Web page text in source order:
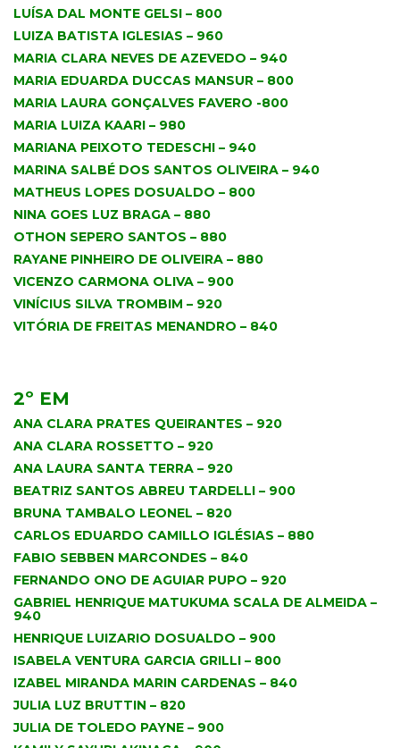
LUÍSA DAL MONTE GELSI – 800
LUIZA BATISTA IGLESIAS – 960
MARIA CLARA NEVES DE AZEVEDO – 940
MARIA EDUARDA DUCCAS MANSUR – 800
MARIA LAURA GONÇALVES FAVERO -800
MARIA LUIZA KAARI – 980
MARIANA PEIXOTO TEDESCHI – 940
MARINA SALBÉ DOS SANTOS OLIVEIRA – 940
MATHEUS LOPES DOSUALDO – 800
NINA GOES LUZ BRAGA – 880
OTHON SEPERO SANTOS – 880
RAYANE PINHEIRO DE OLIVEIRA – 880
VICENZO CARMONA OLIVA – 900
VINÍCIUS SILVA TROMBIM – 920
VITÓRIA DE FREITAS MENANDRO – 840
2º EM
ANA CLARA PRATES QUEIRANTES – 920
ANA CLARA ROSSETTO – 920
ANA LAURA SANTA TERRA – 920
BEATRIZ SANTOS ABREU TARDELLI – 900
BRUNA TAMBALO LEONEL – 820
CARLOS EDUARDO CAMILLO IGLÉSIAS – 880
FABIO SEBBEN MARCONDES – 840
FERNANDO ONO DE AGUIAR PUPO – 920
GABRIEL HENRIQUE MATUKUMA SCALA DE ALMEIDA –
940
HENRIQUE LUIZARIO DOSUALDO – 900
ISABELA VENTURA GARCIA GRILLI – 800
IZABEL MIRANDA MARIN CARDENAS – 840
JULIA LUZ BRUTTIN – 820
JULIA DE TOLEDO PAYNE – 900